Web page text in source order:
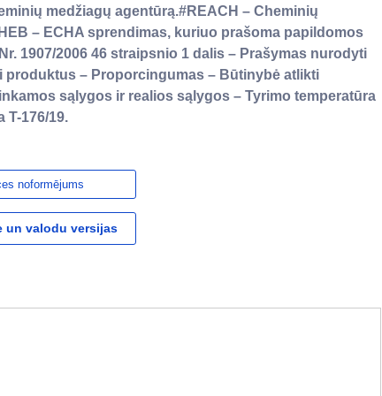
medžiagų agentūrą.#REACH – Cheminių
– ECHA sprendimas, kuriuo prašoma papildomos
1907/2006 46 straipsnio 1 dalis – Prašymas nurodyti
produktus – Proporcingumas – Būtinybė atlikti
sąlygos ir realios sąlygos – Tyrimo temperatūra
T-176/19.
noformējums
un valodu versijas